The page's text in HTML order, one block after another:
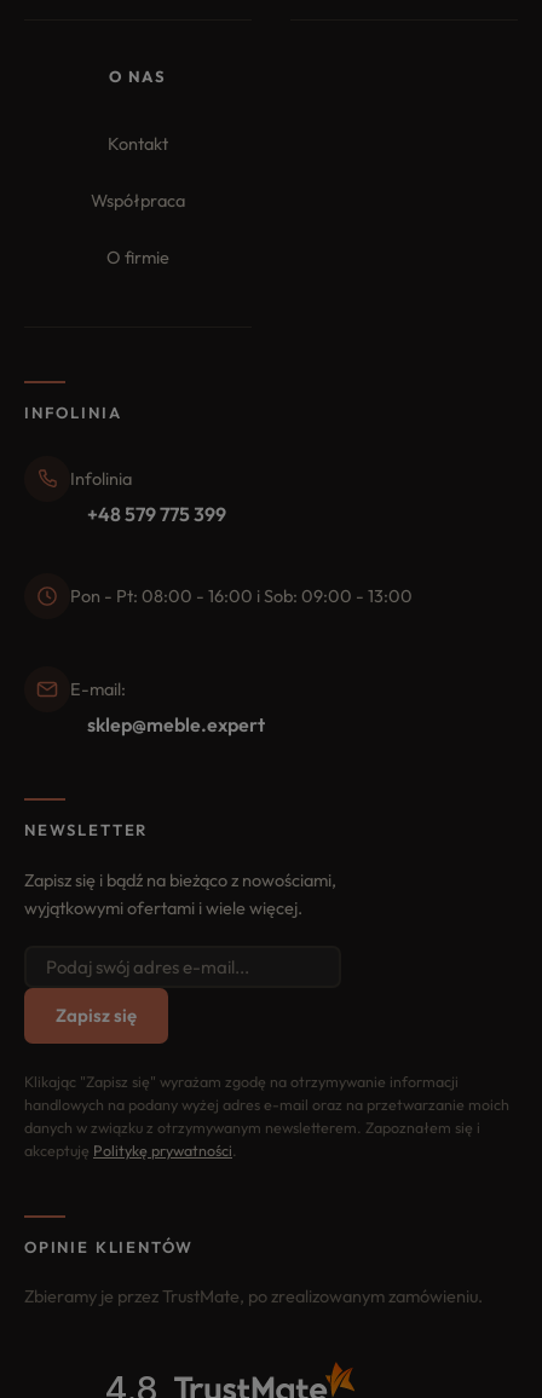
O NAS
Kontakt
Współpraca
O firmie
INFOLINIA
Infolinia
+48 579 775 399
Pon - Pt: 08:00 - 16:00 i Sob: 09:00 - 13:00
E-mail:
sklep@meble.expert
NEWSLETTER
Zapisz się i bądź na bieżąco z nowościami,
wyjątkowymi ofertami i wiele więcej.
Zapisz się
Klikając "Zapisz się" wyrażam zgodę na otrzymywanie informacji
handlowych na podany wyżej adres e-mail oraz na przetwarzanie moich
danych w związku z otrzymywanym newsletterem. Zapoznałem się i
akceptuję Politykę prywatności
OPINIE KLIENTÓW
Zbieramy je przez TrustMate, po zrealizowanym zamówieniu.